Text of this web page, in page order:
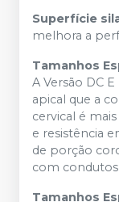
Superfície
melhora a
Tamanhos
A Versão DC
apical que a
cervical é
e resistência
de porção
com
Tamanhos